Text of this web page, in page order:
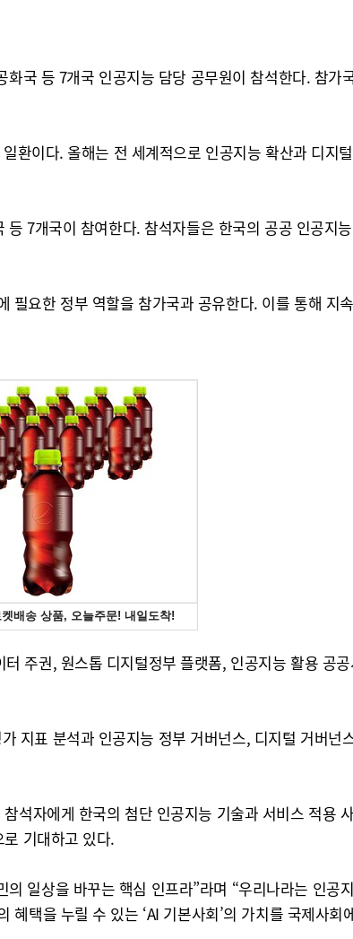
국 등 7개국 인공지능 담당 공무원이 참석한다. 참가
이다. 올해는 전 세계적으로 인공지능 확산과 디지
7개국이 참여한다. 참석자들은 한국의 공공 인공지
요한 정부 역할을 참가국과 공유한다. 이를 통해 지
주권, 원스톱 디지털정부 플랫폼, 인공지능 활용 공
지표 분석과 인공지능 정부 거버넌스, 디지털 거버넌
석자에게 한국의 첨단 인공지능 기술과 서비스 적용
기대하고 있다.
일상을 바꾸는 핵심 인프라”라며 “우리나라는 인공
택을 누릴 수 있는 ‘AI 기본사회’의 가치를 국제사회